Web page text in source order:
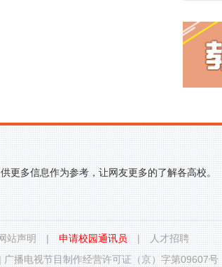
更多信息作为参考，让网友更多的了解各高校。
站声明 | 申请校园通讯员 |
人才招聘
|广播电视节目制作经营许可证（京）字第09607号